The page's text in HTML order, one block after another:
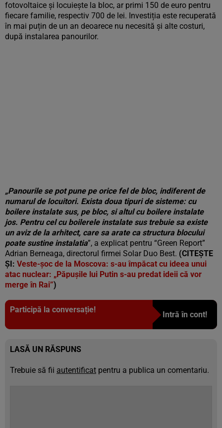
fotovoltaice și locuiește la bloc, ar primi 150 de euro pentru
fiecare familie, respectiv 700 de lei. Investiția este recuperată
în mai puțin de un an deoarece nu necesită și alte costuri,
după instalarea panourilor.
„Panourile se pot pune pe orice fel de bloc, indiferent de
numarul de locuitori. Exista doua tipuri de sisteme: cu
boilere instalate sus, pe bloc, si altul cu boilere instalate
jos. Pentru cel cu boilerele instalate sus trebuie sa existe
un aviz de la arhitect, care sa arate ca structura blocului
poate sustine instalatia”, a explicat pentru “Green Report”
Adrian Berneaga, directorul firmei Solar Duo Best. (CITEȘTE
ȘI: Veste-şoc de la Moscova: s-au împăcat cu ideea unui
atac nuclear: „Păpuşile lui Putin s-au predat ideii că vor
merge în Rai”)
Participă la conversație!
Intră în cont!
LASĂ UN RĂSPUNS
Trebuie să fii autentificat pentru a publica un comentariu.